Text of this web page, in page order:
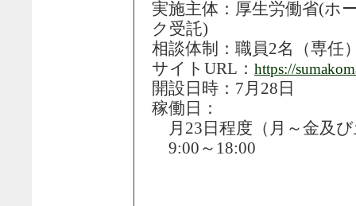
実施主体：厚生労働省(ホ
ク受託)
相談体制：職員2名（専任
サイトURL： https://
開設日時：7月28日
稼働日：
月23日程度（月～金及
9:00～18:00